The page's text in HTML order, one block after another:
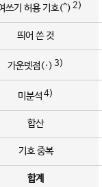
쓰기 허용 기호(^) 2)
띄어 쓴 것
가운뎃점(·) 3)
미분석 4)
합산
기호 중복
합계